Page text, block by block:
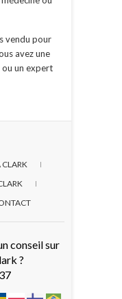
vendu pour
avez une
ou un expert
conseil sur
?